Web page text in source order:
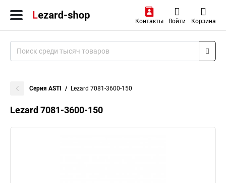
Контакты Войти Корзина
Серия ASTI Lezard 7081-3600-150
Lezard 7081-3600-150